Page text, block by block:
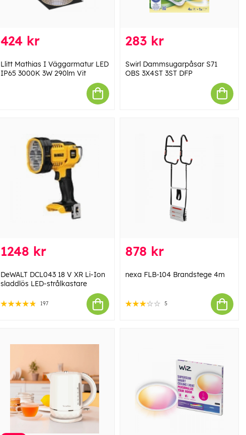
424 kr
Llitt Mathias I Väggarmatur LED
IP65 3000K 3W 290lm Vit
283 kr
Swirl Dammsugarpåsar S71
OBS 3X4ST 3ST DFP
1248 kr
DeWALT DCL043 18 V XR Li-Ion
sladdlös LED-strålkastare
197
878 kr
nexa FLB-104 Brandstege 4m
5